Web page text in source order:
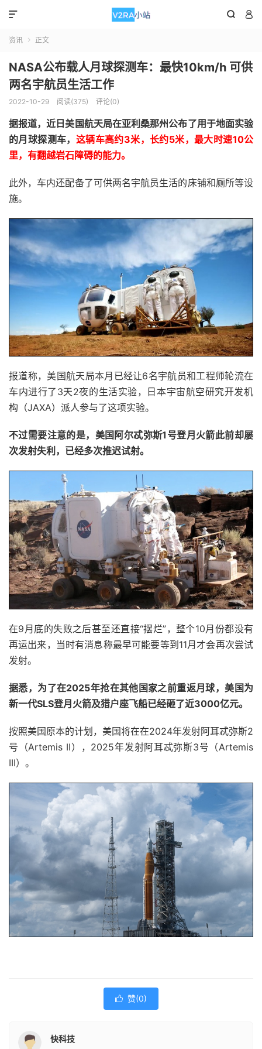
 

资讯  正文
NASA公布载人月球探测车：最快10km/h 可供
两名宇航员生活工作
2022-10-29 阅读(375) 评论(0)
据报道，近日美国航天局在亚利桑那州公布了用于地面实验
的月球探测车， 这辆车高约3米，长约5米，最大时速10公
里，有翻越岩石障碍的能力。
此外，车内还配备了可供两名宇航员生活的床铺和厕所等设
施。
报道称，美国航天局本月已经让6名宇航员和工程师轮流在
车内进行了3天2夜的生活实验，日本宇宙航空研究开发机
构（JAXA）派人参与了这项实验。
不过需要注意的是，美国阿尔忒弥斯1号登月火箭此前却屡
次发射失利，已经多次推迟试射。
在9月底的失败之后甚至还直接“摆烂”，整个10月份都没有
再运出来，当时有消息称最早可能要等到11月才会再次尝试
发射。
据悉，为了在2025年抢在其他国家之前重返月球，美国为
新一代SLS登月火箭及猎户座飞船已经砸了近3000亿元。
按照美国原本的计划，美国将在在2024年发射阿耳忒弥斯2
号（Artemis II），2025年发射阿耳忒弥斯3号（Artemis
III）。
 赞(0)
快科技